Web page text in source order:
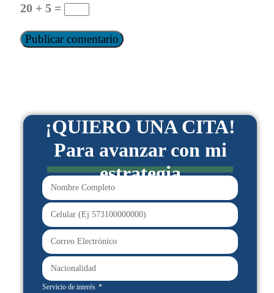
20 + 5 =
¡QUIERO UNA CITA!
Para avanzar con mi
estrategia
Servicio de interés